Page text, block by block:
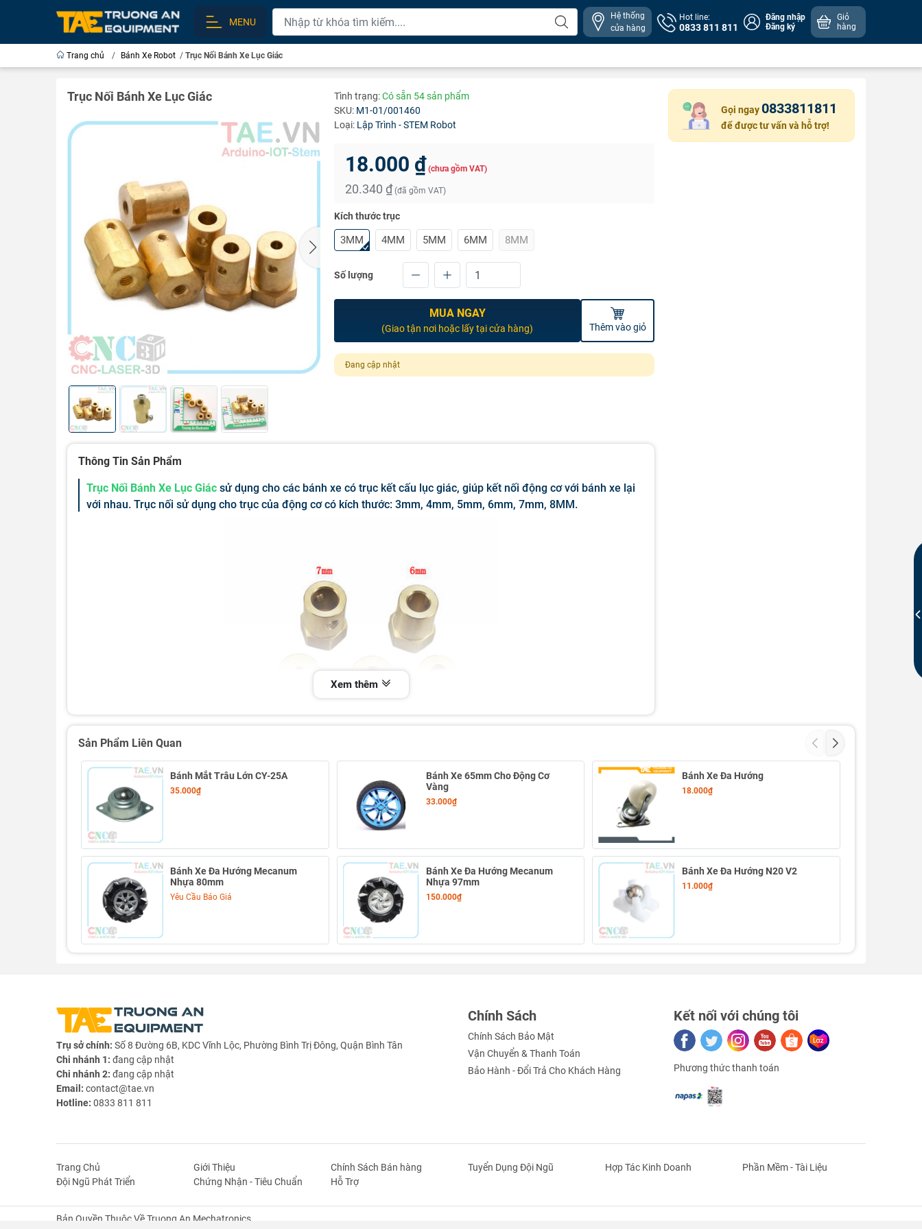
MENU
Hệ thống
cửa hàng
Hot line:
0833 811 811
Đăng nhập
Đăng ký
Giỏ
hàng
Trang chủ / Bánh Xe Robot / Trục Nối Bánh Xe Lục Giác
Trục Nối Bánh Xe Lục Giác Tình trạng:Có sẵn 54 sản phẩm
SKU: M1-01/001460
Loại: Lập Trình - STEM Robot
18.000 ₫ (chưa gồm VAT)
20.340 ₫ (đã gồm VAT)
Kích thước trục
3MM 4MM 5MM 6MM 8MM
Số lượng
MUA NGAY
(Giao tận nơi hoặc lấy tại cửa hàng) Thêm vào giỏ
Đang cập nhật
Gọi ngay 0833811811
để được tư vấn và hỗ trợ!
Thông Tin Sản Phẩm
Trục Nối Bánh Xe Lục Giác sử dụng cho các bánh xe có trục kết cấu lục giác, giúp kết nối động cơ với bánh xe lại
với nhau. Trục nối sử dụng cho trục của động cơ có kích thước: 3mm, 4mm, 5mm, 6mm, 7mm, 8MM.
Xem thêm
Sản Phẩm Liên Quan
Bánh Mắt Trâu Lớn CY-25A
35.000₫
Bánh Xe 65mm Cho Động Cơ
Vàng
33.000₫
Bánh Xe Đa Hướng
18.000₫
Bánh Xe Đa Hướng Mecanum
Nhựa 80mm
Yêu Cầu Báo Giá
Bánh Xe Đa Hướng Mecanum
Nhựa 97mm
150.000₫
Bánh Xe Đa Hướng N20 V2
11.000₫
Trụ sở chính: Số 8 Đường 6B, KDC Vĩnh Lộc, Phường Bình Trị Đông, Quận Bình Tân
Chi nhánh 1: đang cập nhật
Chi nhánh 2: đang cập nhật
Email: contact@tae.vn
Hotline: 0833 811 811
Chính Sách
Chính Sách Bảo Mật
Vận Chuyển & Thanh Toán
Bảo Hành - Đổi Trả Cho Khách Hàng
Kết nối với chúng tôi
Phương thức thanh toán
Trang Chủ Giới Thiệu Chính Sách Bán hàng Tuyển Dụng Đội Ngũ Hợp Tác Kinh Doanh
Phần Mềm - Tài Liệu
Đội Ngũ Phát Triển
Chứng Nhận - Tiêu Chuẩn Hỗ Trợ
Bản Quyền Thuộc Về Truong An Mechatronics.